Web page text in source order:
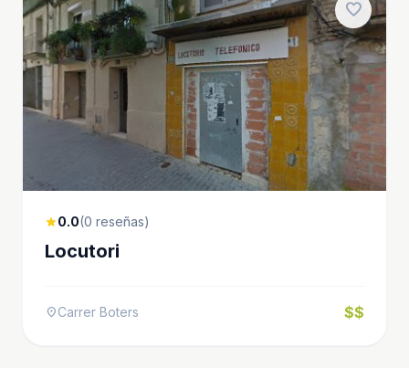
favorite
star0.0(0 reseñas)
Locutori
location_onCarrer Boters $$